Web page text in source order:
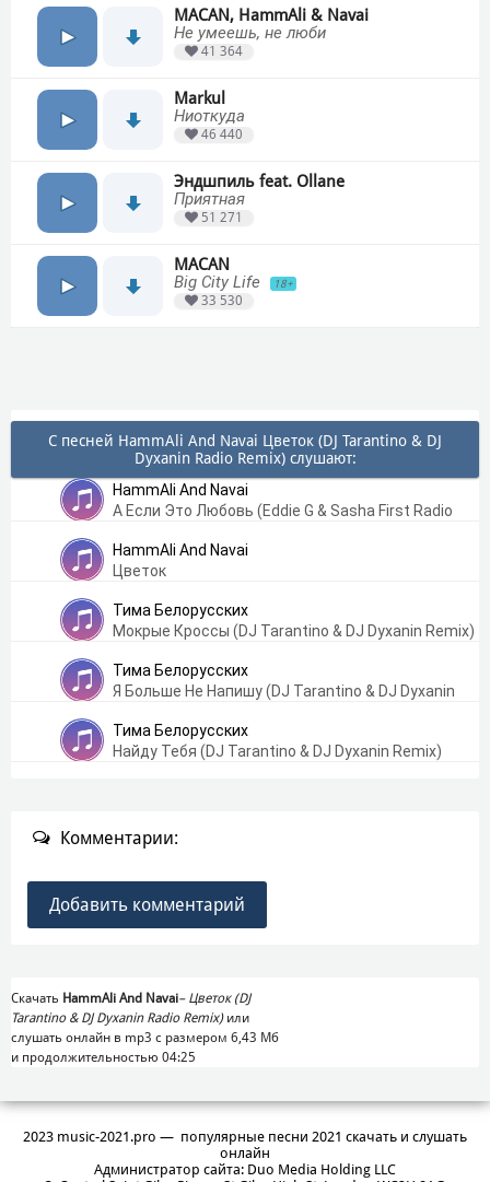
MACAN, HammAli & Navai
Не умеешь, не люби
41 364
Markul
Ниоткуда
46 440
Эндшпиль feat. Ollane
Приятная
51 271
MACAN
Big City Life
18+
33 530
С песней HammAli And Navai Цветок (DJ Tarantino & DJ
Dyxanin Radio Remix) слушают:
HammAli And Navai
А Если Это Любовь (Eddie G & Sasha First Radio
HammAli And Navai
Цветок
Тима Белорусских
Мокрые Кроссы (DJ Tarantino & DJ Dyxanin Remix)
Тима Белорусских
Я Больше Не Напишу (DJ Tarantino & DJ Dyxanin
Тима Белорусских
Найду Тебя (DJ Tarantino & DJ Dyxanin Remix)
Комментарии:
Добавить комментарий
Скачать HammAli And Navai– Цветок (DJ
Tarantino & DJ Dyxanin Radio Remix)или
слушать онлайн в mp3 с размером 6,43 Mб
и продолжительностью 04:25
2023 music-2021.pro — популярные песни 2021 скачать и слушать
онлайн
Администратор сайта: Duo Media Holding LLC